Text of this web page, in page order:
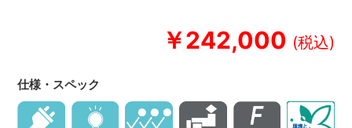
￥242,000
仕様・スペック